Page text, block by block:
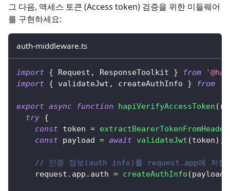
그 다음, 액세스 토큰 (Access token) 검증을 위한 미들웨어
를 구현하세요:
auth-middleware.ts
import { Request , ResponseToolkit } from
import { validateJwt , createAuthInfo } from
export async function hapiVerifyAccessToken (
try {
const token =
const payload = await validateJwt (token) ;
// 인증 정보(auth info)를 request.app에 저장하
    request
. app . auth = createAuthInfo (payload